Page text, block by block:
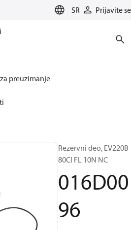
SR Prijavite se
preuzimanje
Solutions za grejanje
Controls
Rezervni deo, EV220B
80CI FL 10N NC
016D00
96